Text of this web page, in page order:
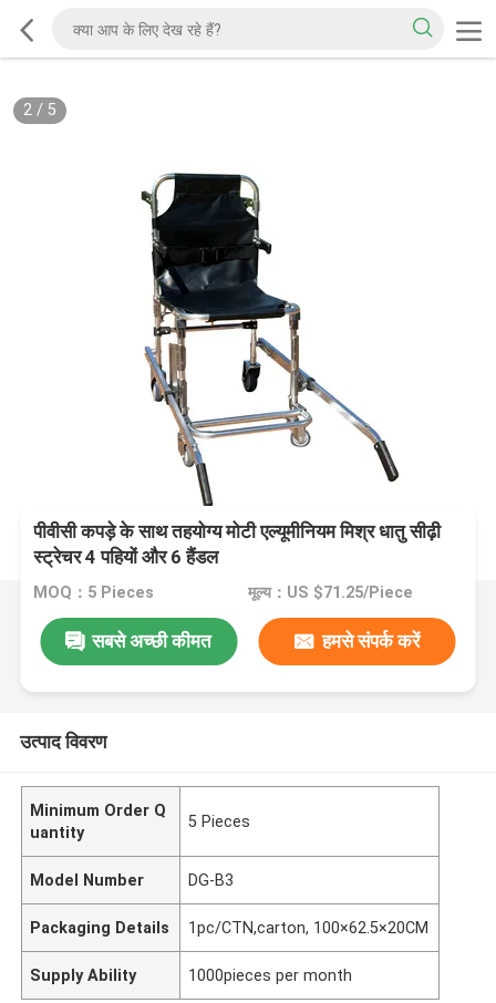
2/ 5
पीवीसी कपड़े के साथ तहयोग्य मोटी एल्यूमीनियम मिश्र धातु सीढ़ी
स्ट्रेचर 4 पहियों और 6 हैंडल
MOQ：5 Pieces मूल्य：US $71.25/Piece
सबसे अच्छी कीमत हमसे संपर्क करें
उत्पाद विवरण
Minimum Order Q
uantity
5 Pieces
Model Number DG-B3
Packaging Details 1pc/CTN,carton, 100×62.5×20CM
Supply Ability 1000pieces per month